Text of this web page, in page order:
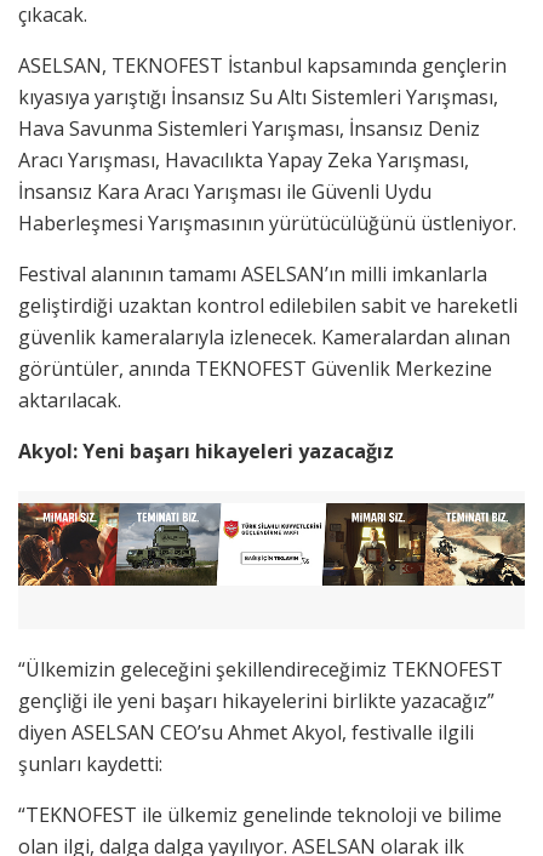
çıkacak.
ASELSAN, TEKNOFEST İstanbul kapsamında gençlerin
kıyasıya yarıştığı İnsansız Su Altı Sistemleri Yarışması,
Hava Savunma Sistemleri Yarışması, İnsansız Deniz
Aracı Yarışması, Havacılıkta Yapay Zeka Yarışması,
İnsansız Kara Aracı Yarışması ile Güvenli Uydu
Haberleşmesi Yarışmasının yürütücülüğünü üstleniyor.
Festival alanının tamamı ASELSAN’ın milli imkanlarla
geliştirdiği uzaktan kontrol edilebilen sabit ve hareketli
güvenlik kameralarıyla izlenecek. Kameralardan alınan
görüntüler, anında TEKNOFEST Güvenlik Merkezine
aktarılacak.
Akyol: Yeni başarı hikayeleri yazacağız
“Ülkemizin geleceğini şekillendireceğimiz TEKNOFEST
gençliği ile yeni başarı hikayelerini birlikte yazacağız”
diyen ASELSAN CEO’su Ahmet Akyol, festivalle ilgili
şunları kaydetti:
“TEKNOFEST ile ülkemiz genelinde teknoloji ve bilime
olan ilgi, dalga dalga yayılıyor. ASELSAN olarak ilk